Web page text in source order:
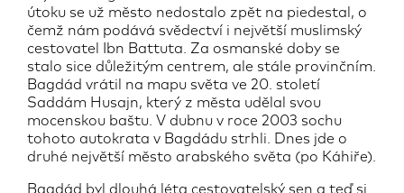
útoku se už město nedostalo zpět na piedestal, o
čemž nám podává svědectví i největší muslimský
cestovatel Ibn Battuta. Za osmanské doby se
stalo sice důležitým centrem, ale stále provinčním.
Bagdád vrátil na mapu světa ve 20. století
Saddám Husajn, který z města udělal svou
mocenskou baštu. V dubnu v roce 2003 sochu
tohoto autokrata v Bagdádu strhli. Dnes jde o
druhé největší město arabského světa (po Káhiře).
Bagdád byl dlouhá léta cestovatelský sen a teď si